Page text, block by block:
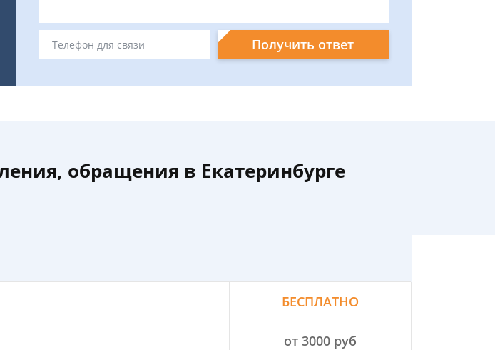
Получить ответ
обращения в Екатеринбурге
БЕСПЛАТНО
от 3000 руб